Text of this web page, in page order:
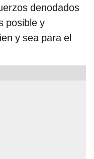
denodados
posible y
y sea para el